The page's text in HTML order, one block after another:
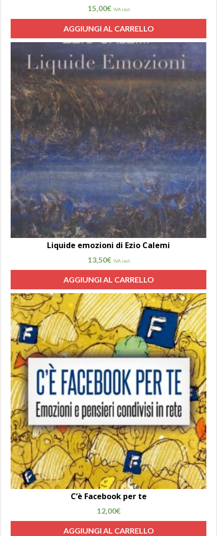
15,00€ IVA incl.
AGGIUNGI AL CARRELLO
Liquide emozioni di Ezio Calemi
13,50€ IVA incl.
AGGIUNGI AL CARRELLO
C’è Facebook per te
12,00€
AGGIUNGI AL CARRELLO